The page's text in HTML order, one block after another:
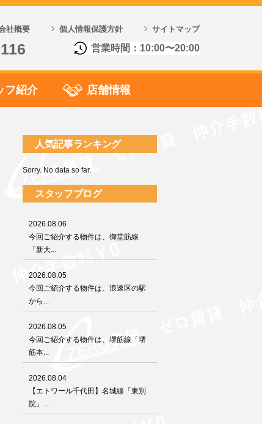
社概要 個人情報保護方針 サイトマップ
営業時間：10:00〜20:00
フ紹介 店舗情報
人気記事ランキング
Sorry. No data so far.
スタッフブログ
2026.08.06
今回ご紹介する物件は、御堂筋線
「新大...
2026.08.05
今回ご紹介する物件は、浪速区の駅
から...
2026.08.05
今回ご紹介する物件は、堺筋線「堺
筋本...
2026.08.04
【エトワール千代田】名城線「東別
院」...